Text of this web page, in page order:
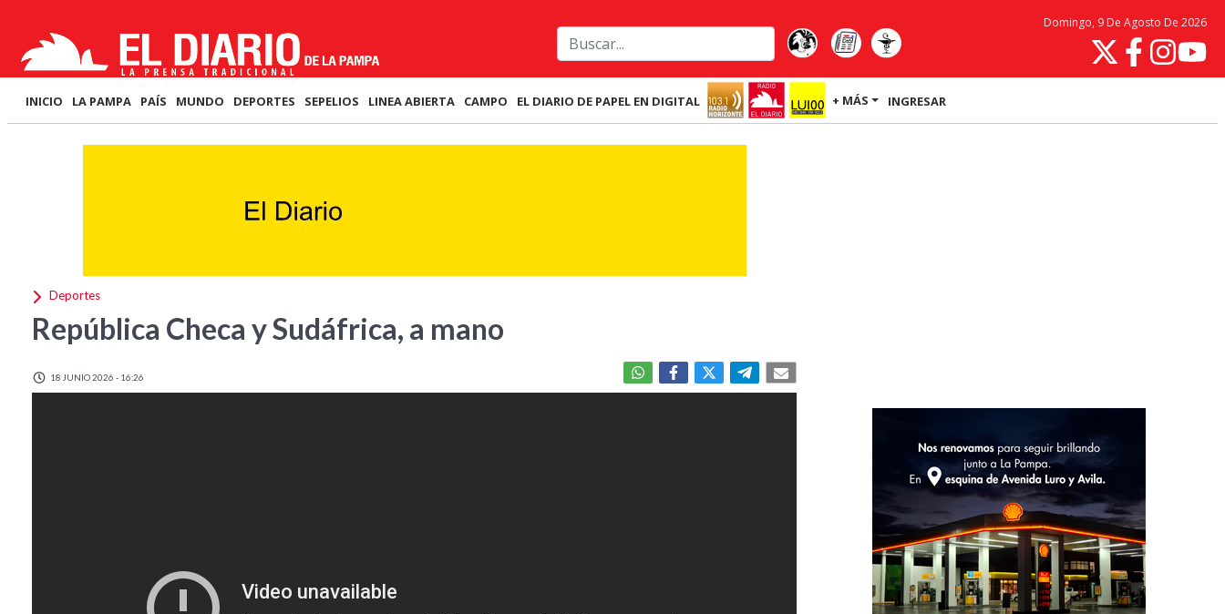
Domingo, 9 De Agosto De 2026
INICIO LA PAMPA PAÍS MUNDO DEPORTES SEPELIOS LINEA ABIERTA CAMPO EL DIARIO DE PAPEL EN DIGITAL + MÁS INGRESAR
Deportes
República Checa y Sudáfrica, a mano
18 JUNIO 2026 - 16:26